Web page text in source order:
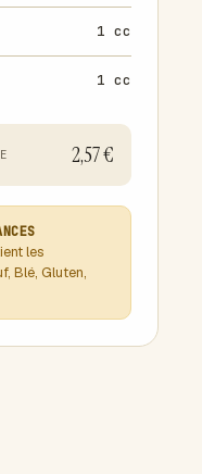
1 cc
1 cc
2,57 €
les
Blé, Gluten,